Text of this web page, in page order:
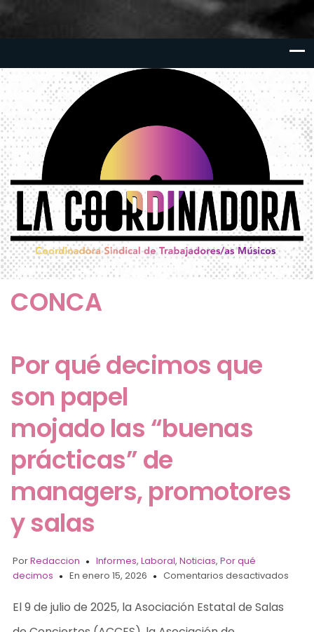
CONCA
Por qué decimos que
son papel
mojado las “buenas
prácticas” de
managers, promotores
y salas
PorRedaccion Informes,Laboral,Noticias,Por qué
decimos
En enero 15, 2026 Comentarios desactivados
El 9 de julio de 2025, la Asociación Estatal de Salas